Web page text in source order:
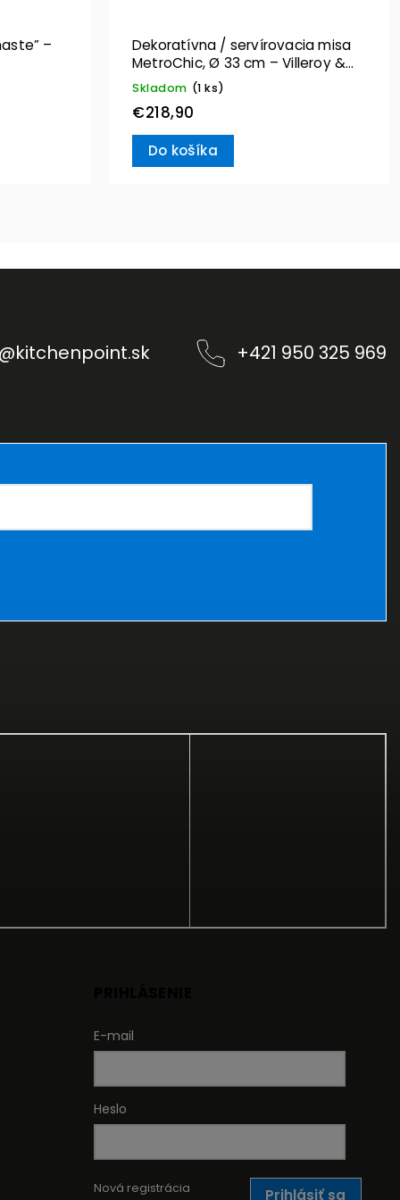
–
Dekoratívna / servírovacia misa
MetroChic, Ø 33 cm – Villeroy &
Boch
Skladom (1 ks)
€218,90
Do košíka
kitchenpoint.sk +421 950 325 969
E-mail
Heslo
Prihlásiť sa
Nová registrácia